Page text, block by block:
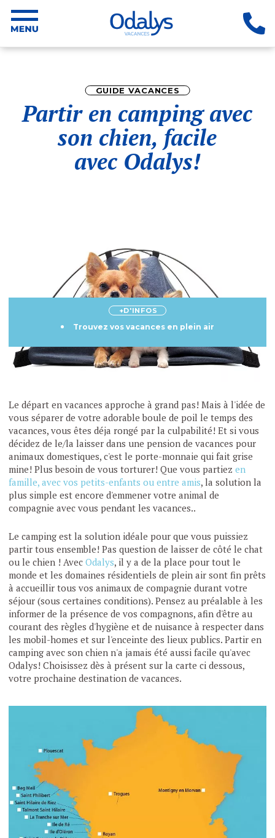
GUIDE VACANCES
Partir en camping avec
son chien, facile
avec Odalys!
+D'INFOS
Trouvez vos vacances en plein air
Le départ en vacances approche à grand pas! Mais à l'idée de
vous séparer de votre adorable boule de poil le temps des
vacances, vous êtes déja rongé par la culpabilité! Et si vous
décidez de le/la laisser dans une pension de vacances pour
animaux domestiques, c'est le porte-monnaie qui fait grise
mine! Plus besoin de vous torturer! Que vous partiezen
famille, avec vos petits-enfants ou entre amis, la solution la
plus simple est encore d'emmener votre animal de
compagnie avec vous pendant les vacances..
Le camping est la solution idéale pour que vous puissiez
partir tous ensemble! Pas question de laisser de côté le chat
ou le chien ! AvecOdalys, il y a de la place pour tout le
monde et les domaines résidentiels de plein air sont fin prêts
à accueillir tous vos animaux de compagnie durant votre
séjour (sous certaines conditions). Pensez au préalable à les
informer de la présence de vos compagnons, afin d'être au
courant des règles d'hygiène et de nuisance à respecter dans
les mobil-homes et sur l'enceinte des lieux publics. Partir en
camping avec son chien n'a jamais été aussi facile qu'avec
Odalys! Choisissez dès à présent sur la carte ci dessous,
votre prochaine destination de vacances.